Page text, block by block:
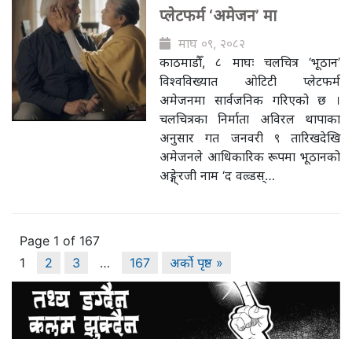
प्लेटफर्म ‘अमेजन’ मा
माघ ०९, २०८२
काठमाडौँ, ८ माघः चलचित्र ‘भूठान’
विश्वविख्यात ओटिटी प्लेटफर्म
अमेजनमा सार्वजनिक गरिएको छ ।
चलचित्रका निर्माता अविरल थापाका
अनुसार गत जनवरी ९ तारिखदेखि
अमेजनले आधिकारिक रूपमा भूठानको
अङ्गे्रजी नाम ‘द वल्र्डस्…
Page 1 of 167
1
2 3 … 167 अर्को पृष्ठ »